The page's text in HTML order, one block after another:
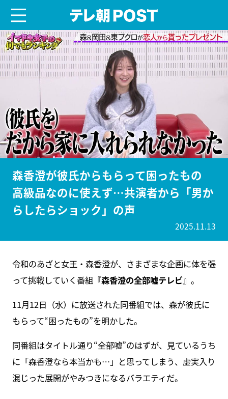
森香澄が彼氏からもらって困ったもの
高級品なのに使えず…共演者から「男か
らしたらショック」の声
2025.11.13
令和のあざと女王・森香澄が、さまざまな企画に体を張
って挑戦していく番組『森香澄の全部嘘テレビ』。
11月12日（水）に放送された同番組では、森が彼氏に
もらって“困ったもの”を明かした。
同番組はタイトル通り“全部嘘”のはずが、見ているうち
に「森香澄なら本当かも…」と思ってしまう、虚実入り
混じった展開がやみつきになるバラエティだ。